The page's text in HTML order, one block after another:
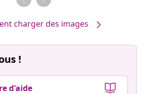
charger des images
!
d'aide